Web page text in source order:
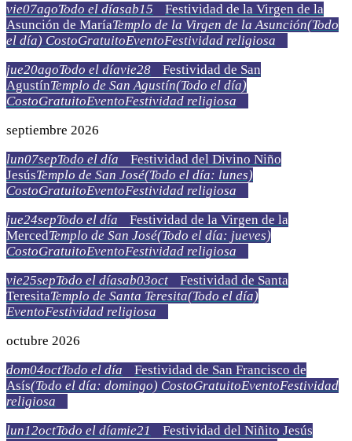
vie07agoTodo el díasab15
Festividad de la Virgen de la
Asunción de MaríaTemplo de la Virgen de la Asunción(Todo
el día) CostoGratuitoEventoFestividad religiosa
jue20agoTodo el díavie28
Festividad de San
AgustínTemplo de San Agustín(Todo el día)
CostoGratuitoEventoFestividad religiosa
septiembre 2026
lun07sepTodo el día
Festividad del Divino Niño
JesúsTemplo de San José(Todo el día: lunes)
CostoGratuitoEventoFestividad religiosa
jue24sepTodo el día
Festividad de la Virgen de la
MercedTemplo de San José(Todo el día: jueves)
CostoGratuitoEventoFestividad religiosa
vie25sepTodo el díasab03oct
Festividad de Santa
TeresitaTemplo de Santa Teresita(Todo el día)
EventoFestividad religiosa
octubre 2026
dom04octTodo el día
Festividad de San Francisco de
Asís(Todo el día: domingo) CostoGratuitoEventoFestividad
religiosa
lun12octTodo el díamie21
Festividad del Niñito Jesús